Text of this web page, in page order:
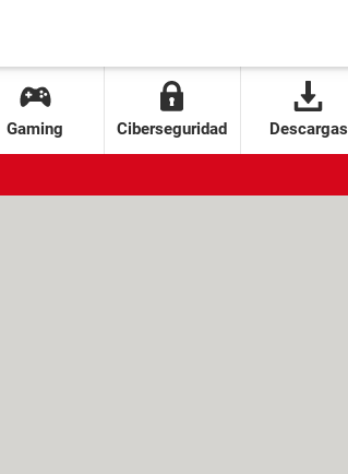
Gaming Ciberseguridad Descargas